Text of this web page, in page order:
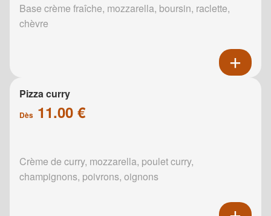
Base crème fraîche, mozzarella, boursin, raclette,
chèvre
Pizza curry
Dès 11.00 €
Crème de curry, mozzarella, poulet curry,
champignons, poivrons, oignons